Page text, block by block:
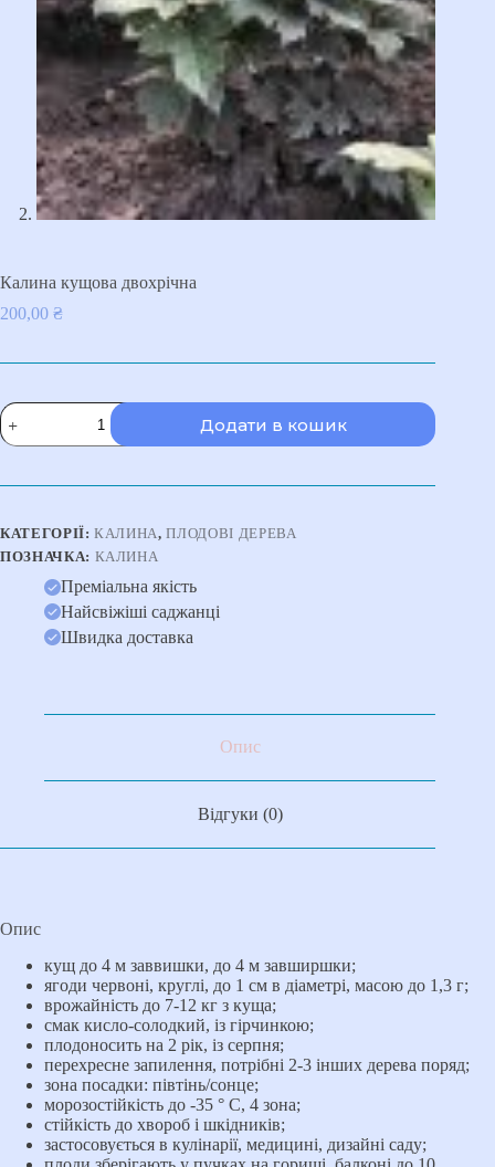
Калина кущова двохрічна
200,00 ₴
Калина
кущова
двохрічна
Додати в кошик
КАТЕГОРІЇ:КАЛИНА,ПЛОДОВІ ДЕРЕВА
ПОЗНАЧКА: КАЛИНА
Преміальна якість
Найсвіжіші саджанці
Швидка доставка
Опис
Відгуки (0)
Опис
кущ до 4 м заввишки, до 4 м завширшки;
ягоди червоні, круглі, до 1 см в діаметрі, масою до 1,3 г;
врожайність до 7-12 кг з куща;
смак кисло-солодкий, із гірчинкою;
плодоносить на 2 рік, із серпня;
перехресне запилення, потрібні 2-3 інших дерева поряд;
зона посадки: півтінь/сонце;
морозостійкість до -35 ° С, 4 зона;
стійкість до хвороб і шкідників;
застосовується в кулінарії, медицині, дизайні саду;